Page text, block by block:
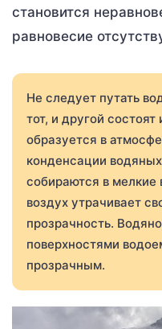
становится
равновесие
Не следует путать
тот, и другой
образуется в
конденсации
собираются в
воздух утрачивает
прозрачность.
поверхностями
прозрачным.